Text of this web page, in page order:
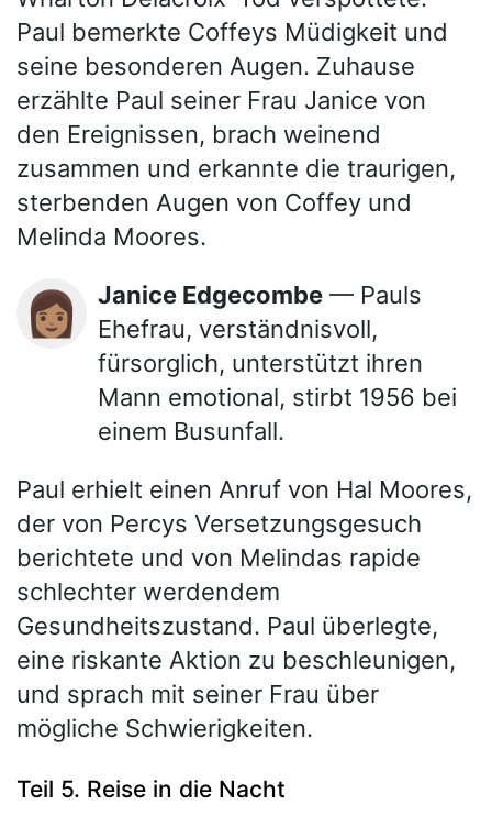
Paul bemerkte Coffeys Müdigkeit und
seine besonderen Augen. Zuhause
erzählte Paul seiner Frau Janice von
den Ereignissen, brach weinend
zusammen und erkannte die traurigen,
sterbenden Augen von Coffey und
Melinda Moores.
👩🏽 Janice Edgecombe — Pauls
Ehefrau, verständnisvoll,
fürsorglich, unterstützt ihren
Mann emotional, stirbt 1956 bei
einem Busunfall.
Paul erhielt einen Anruf von Hal Moores,
der von Percys Versetzungsgesuch
berichtete und von Melindas rapide
schlechter werdendem
Gesundheitszustand. Paul überlegte,
eine riskante Aktion zu beschleunigen,
und sprach mit seiner Frau über
mögliche Schwierigkeiten.
Teil 5. Reise in die Nacht